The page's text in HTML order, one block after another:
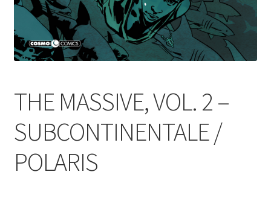
THE MASSIVE, VOL. 2 –
SUBCONTINENTALE /
POLARIS